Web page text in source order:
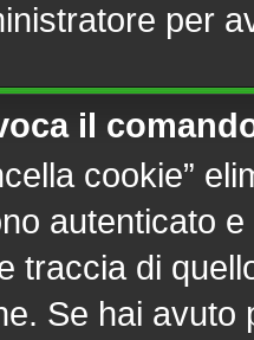
per
il
cookie”
autenticato
traccia di
Se hai